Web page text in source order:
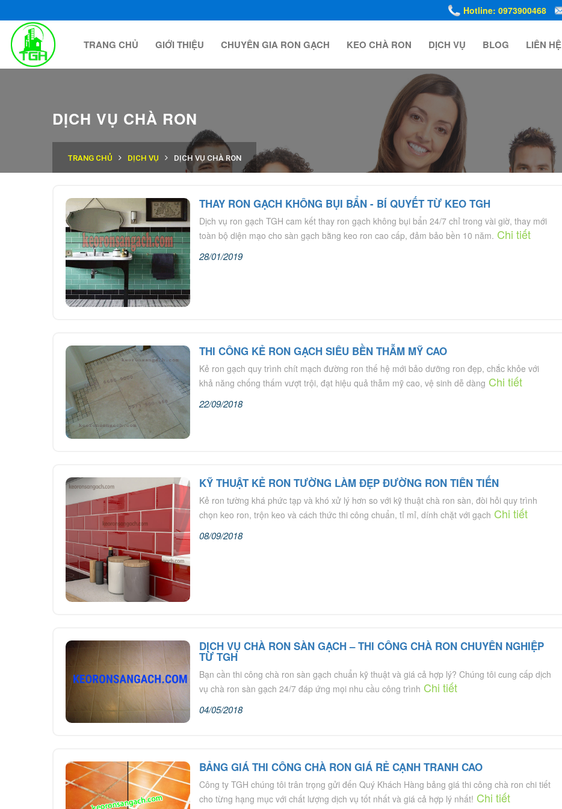
Hotline: 0973900468
TRANG CHỦ GIỚI THIỆU CHUYÊN GIA RON GẠCH KEO CHÀ RON DỊCH VỤ BLOG LIÊN HỆ
DỊCH VỤ CHÀ RON
TRANG CHỦ DỊCH VỤ DỊCH VỤ CHÀ RON
THAY RON GẠCH KHÔNG BỤI BẨN - BÍ QUYẾT TỪ KEO TGH
Dịch vụ ron gạch TGH cam kết thay ron gạch không bụi bẩn 24/7 chỉ trong vài giờ, thay mới
toàn bộ diện mạo cho sàn gạch bằng keo ron cao cấp, đảm bảo bền 10 năm. Chi tiết
28/01/2019
THI CÔNG KẺ RON GẠCH SIÊU BỀN THẪM MỸ CAO
Kẻ ron gạch quy trình chít mạch đường ron thế hệ mới bảo dưỡng ron đẹp, chắc khỏe với
khả năng chống thấm vượt trội, đạt hiệu quả thẫm mỹ cao, vệ sinh dễ dàng Chi tiết
22/09/2018
KỸ THUẬT KẺ RON TƯỜNG LÀM ĐẸP ĐƯỜNG RON TIÊN TIẾN
Kẻ ron tường khá phức tạp và khó xử lý hơn so với kỹ thuật chà ron sàn, đòi hỏi quy trình
chọn keo ron, trộn keo và cách thức thi công chuẩn, tỉ mỉ, dính chặt với gạch Chi tiết
08/09/2018
DỊCH VỤ CHÀ RON SÀN GẠCH – THI CÔNG CHÀ RON CHUYÊN NGHIỆP
TỪ TGH
Bạn cần thi công chà ron sàn gạch chuẩn kỹ thuật và giá cả hợp lý? Chúng tôi cung cấp dịch
vụ chà ron sàn gạch 24/7 đáp ứng mọi nhu cầu công trình Chi tiết
04/05/2018
BẢNG GIÁ THI CÔNG CHÀ RON GIÁ RẺ CẠNH TRANH CAO
Công ty TGH chúng tôi trân trọng gửi đến Quý Khách Hàng bảng giá thi công chà ron chi tiết
cho từng hạng mục với chất lượng dịch vụ tốt nhất và giá cả hợp lý nhất! Chi tiết